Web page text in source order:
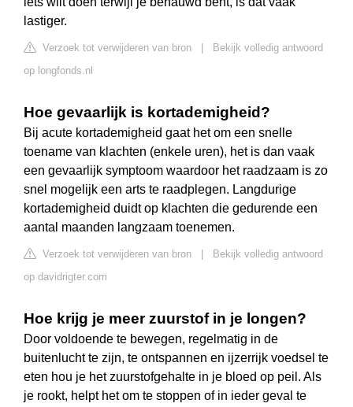
lastiger.
Verzoek tot verwijderen van bron
Bekijk volledig antwoord
op longfonds.nl
Hoe gevaarlijk is kortademigheid?
Bij acute kortademigheid gaat het om een snelle
toename van klachten (enkele uren), het is dan vaak
een gevaarlijk symptoom waardoor het raadzaam is zo
snel mogelijk een arts te raadplegen. Langdurige
kortademigheid duidt op klachten die gedurende een
aantal maanden langzaam toenemen.
Verzoek tot verwijderen van bron
Bekijk volledig antwoord
op davidrigter.com
Hoe krijg je meer zuurstof in je longen?
Door voldoende te bewegen, regelmatig in de
buitenlucht te zijn, te ontspannen en ijzerrijk voedsel te
eten hou je het zuurstofgehalte in je bloed op peil. Als
je rookt, helpt het om te stoppen of in ieder geval te